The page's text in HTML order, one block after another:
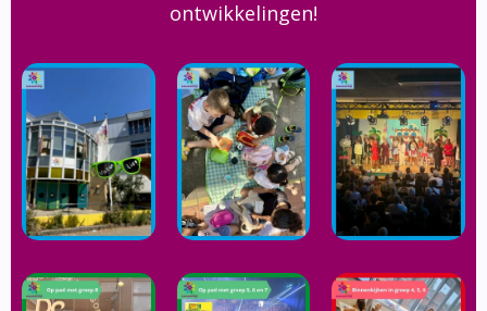
ontwikkelingen!